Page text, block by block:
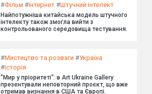
#Фільм #Інтернет #Штучний інтелект
Найпотужніша китайська модель штучного
інтелекту також змогла вийти з
контрольованого середовища тестування.
#Мистецтво та розваги #Україна
#Історія
"Мир у пріоритеті": в Art Ukraine Gallery
презентували неповторний проєкт, що вже
отримав визнання в США та Європі.